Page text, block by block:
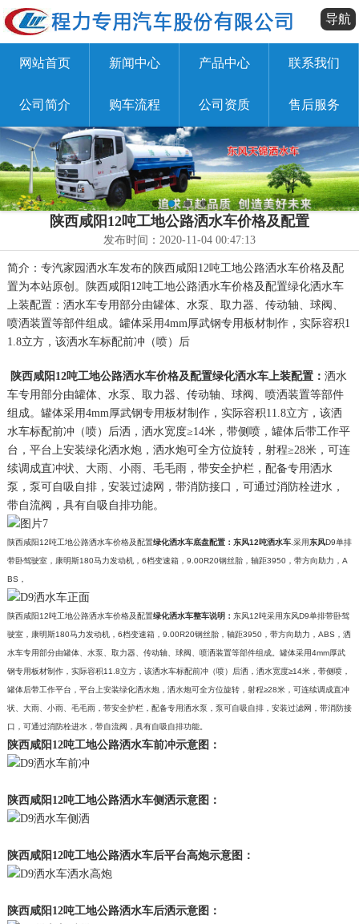
导航
网站首页 新闻中心 产品中心 联系我们
公司简介 购车流程 公司资质 售后服务
陕西咸阳12吨工地公路洒水车价格及配置
发布时间：2020-11-04 00:47:13
简介：专汽家园洒水车发布的陕西咸阳12吨工地公路洒水车价格及配
置为本站原创。陕西咸阳12吨工地公路洒水车价格及配置绿化洒水车
上装配置：洒水车专用部分由罐体、水泵、取力器、传动轴、球阀、
喷洒装置等部件组成。罐体采用4mm厚武钢专用板材制作，实际容积1
1.8立方，该洒水车标配前冲（喷）后
陕西咸阳12吨工地公路洒水车价格及配置绿化洒水车上装配置： 洒水
车专用部分由罐体、水泵、取力器、传动轴、球阀、喷洒装置等部件
组成。罐体采用4mm厚武钢专用板材制作，实际容积11.8立方，该洒
水车标配前冲（喷）后洒，洒水宽度≥14米，带侧喷，罐体后带工作平
台，平台上安装绿化洒水炮，洒水炮可全方位旋转，射程≥28米，可连
续调成直冲状、大雨、小雨、毛毛雨，带安全护栏，配备专用洒水
泵，泵可自吸自排，安装过滤网，带消防接口，可通过消防栓进水，
带自流阀，具有自吸自排功能。
陕西咸阳12吨工地公路洒水车价格及配置绿化洒水车底盘配置： 东风12吨洒水车.采用东风D9单排
带卧驾驶室，康明斯180马力发动机，6档变速箱，9.00R20钢丝胎，轴距3950，带方向助力，A
BS，
陕西咸阳12吨工地公路洒水车价格及配置绿化洒水车整车说明： 东风12吨采用东风D9单排带卧驾
驶室，康明斯180马力发动机，6档变速箱，9.00R20钢丝胎，轴距3950，带方向助力，ABS，洒
水车专用部分由罐体、水泵、取力器、传动轴、球阀、喷洒装置等部件组成。罐体采用4mm厚武
钢专用板材制作，实际容积11.8立方，该洒水车标配前冲（喷）后洒，洒水宽度≥14米，带侧喷，
罐体后带工作平台，平台上安装绿化洒水炮，洒水炮可全方位旋转，射程≥28米，可连续调成直冲
状、大雨、小雨、毛毛雨，带安全护栏，配备专用洒水泵，泵可自吸自排，安装过滤网，带消防接
口，可通过消防栓进水，带自流阀，具有自吸自排功能。
陕西咸阳12吨工地公路洒水车前冲示意图：
陕西咸阳12吨工地公路洒水车侧洒示意图：
陕西咸阳12吨工地公路洒水车后平台高炮示意图：
陕西咸阳12吨工地公路洒水车后洒示意图：